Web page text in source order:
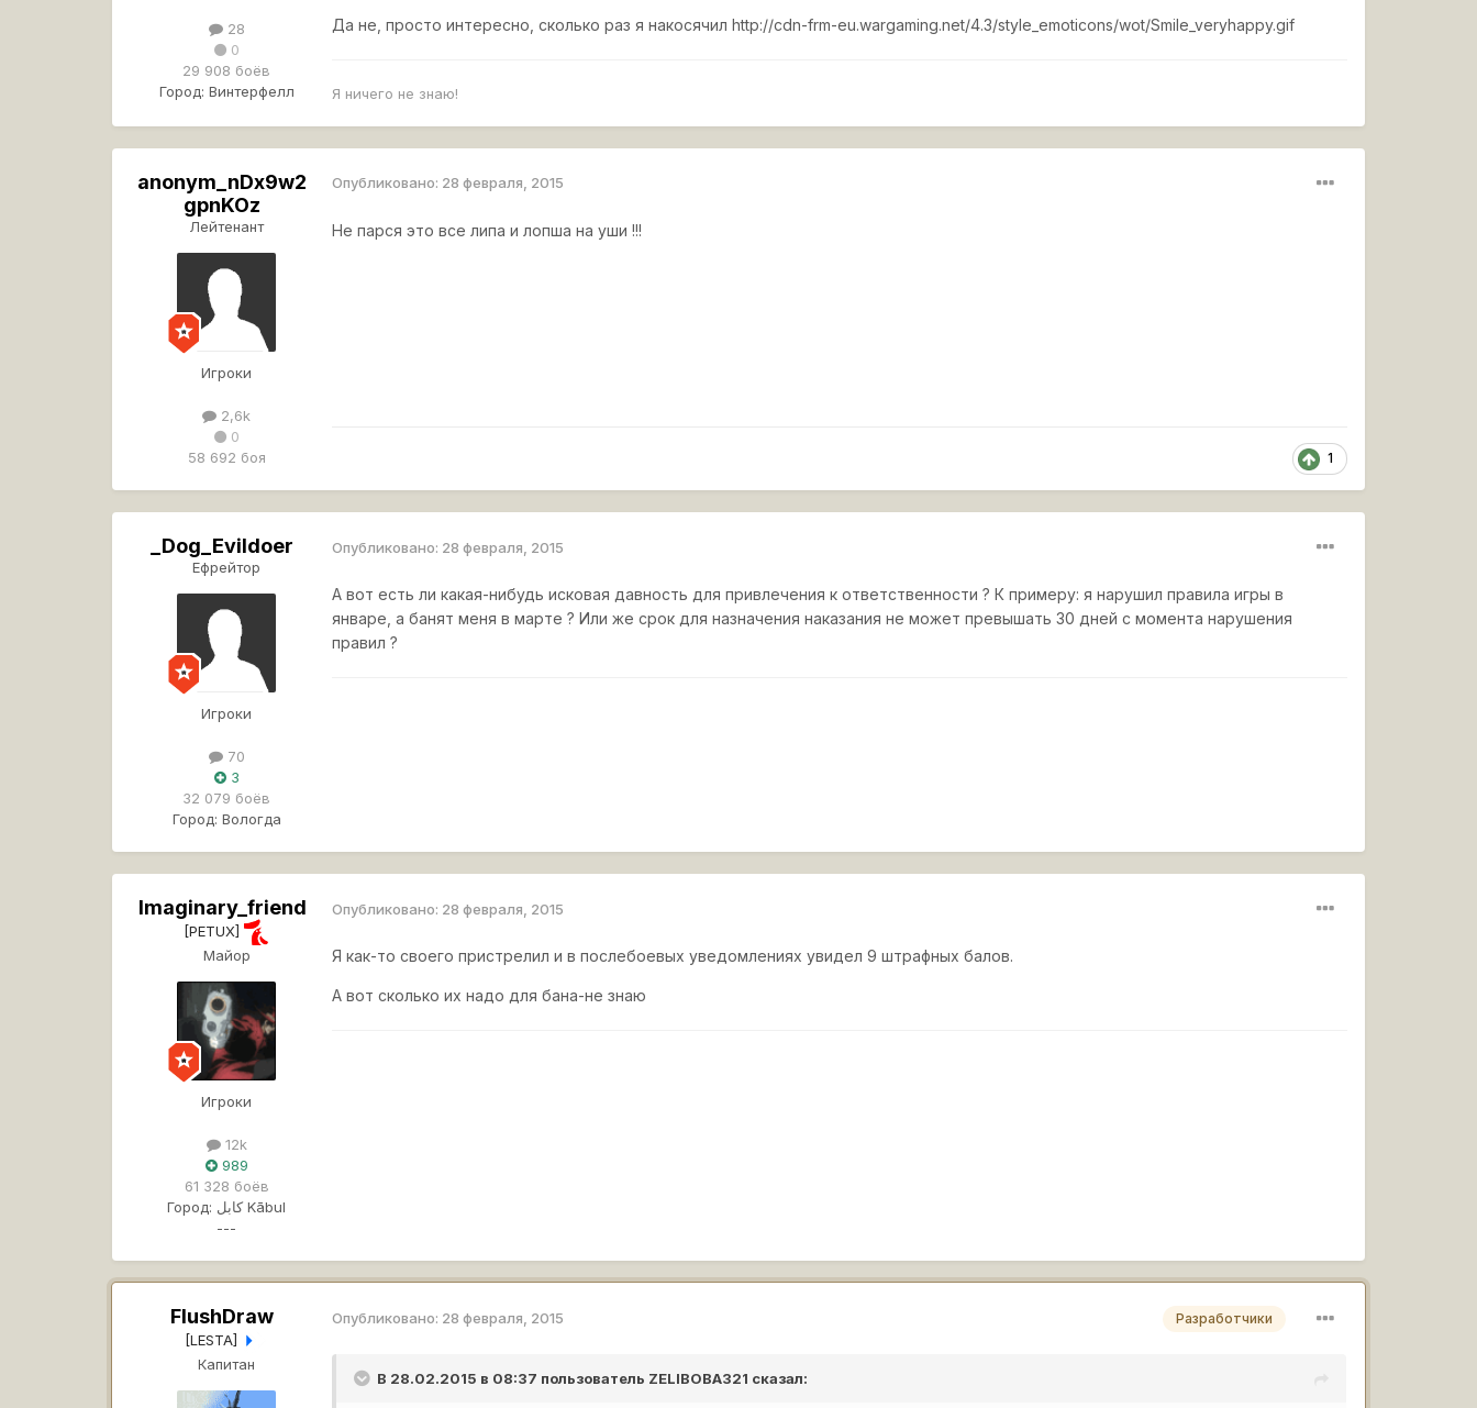
28
0
29 908 боёв
Город: Винтерфелл
Да не, просто интересно, сколько раз я накосячилhttp://cdn-frm-eu.wargaming.net/4.3/style_emoticons/wot/Smile_veryhappy.gif
Я ничего не знаю!
anonym_nDx9w2
gpnKOz
Лейтенант
Игроки
2,6k
0
58 692 боя
Опубликовано: 28 февраля, 2015
Не парся это все липа и лопша на уши !!!
1
_Dog_Evildoer
Ефрейтор
Игроки
70
3
32 079 боёв
Город: Вологда
Опубликовано: 28 февраля, 2015
А вот есть ли какая-нибудь исковая давность для привлечения к ответственности ? К примеру: я нарушил правила игры в
январе, а банят меня в марте ? Или же срок для назначения наказания не может превышать 30 дней с момента нарушения
правил ?
lmaginary_friend
[PETUX]
Майор
Игроки
12k
989
61 328 боёв
Город:
کابل Kābul
---
Опубликовано: 28 февраля, 2015
Я как-то своего пристрелил и в послебоевых уведомлениях увидел 9 штрафных балов.
А вот сколько их надо для бана-не знаю
FlushDraw
[LESTA]
Капитан
Разработчики
Опубликовано: 28 февраля, 2015
В 28.02.2015 в 08:37 пользователь ZELIBOBA321 сказал: